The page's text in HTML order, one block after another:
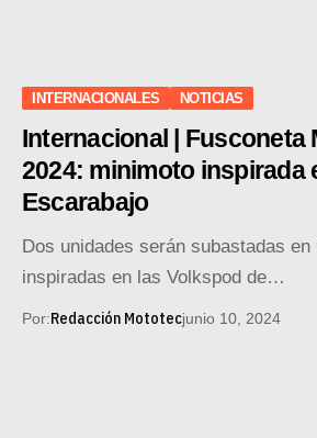
INTERNACIONALES NOTICIAS
Internacional | Fusconeta
2024: minimoto inspirada
Escarabajo
Dos unidades serán subastadas
inspiradas en las Volkspod de…
Por:Redacción Mototecjunio 10, 2024